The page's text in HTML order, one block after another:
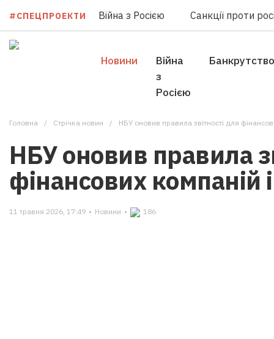
#СПЕЦПРОЕКТИ Війна з Росією Санкції проти
Новини
Війна
з
Росією
Банкрутство
Головна Стрічка новин НБУ оновив правила звітності для
НБУ оновив правила
фінансових компаній
11 травня 2026, 17:49 • Новини • 186